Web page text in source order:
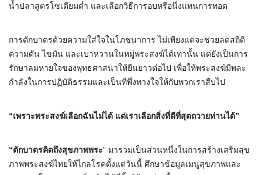
น้ำปลาสูตรโซเดียมต่ำ และเลือกวิธีการอบหรือนึ่งแทนการทอด
การตักบาตรด้วยความใส่ใจในโภชนาการ ไม่เพียงแต่จะช่วยลดสถิติ
ความดัน ไขมัน และเบาหวานในหมู่พระสงฆ์ได้เท่านั้น แต่ยังเป็นการ
รักษาลมหายใจของพุทธศาสนาให้ยืนยาวต่อไป เพื่อให้พระสงฆ์มีพละ
กำลังในการปฏิบัติธรรมและเป็นที่พึ่งทางใจให้กับพวกเราสืบไป
“เพราะพระสงฆ์เลือกฉันไม่ได้ แต่เราเลือกสิ่งที่ดีที่สุดถวายท่านได้”
“ตักบาตรคิดถึงสุขภาพพระ” มาร่วมเป็นส่วนหนึ่งในการสร้างเสริมสุข
ภาพพระสงฆ์ไทยให้ไกลโรคตั้งแต่วันนี้ ศึกษาข้อมูลเมนูสุขภาพและ